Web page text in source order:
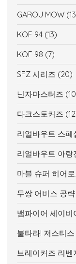
GAROU MOW
KOF 94 (13)
KOF 98 (7)
SFZ 시리즈 (20)
닌자마스터즈
다크스토커즈
리얼바우트 스페
리얼바우트 아랑
마블 슈퍼 히어
무쌍 어비스 공략
뱀파이어 세이비
불타라! 저스티스
브레이커즈 리벤